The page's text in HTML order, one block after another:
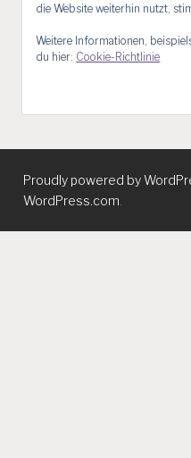
die Website weiterhin nutzt,
Weitere Informationen,
du hier: Cookie-Richtlinie
Proudly powered by
WordPress.com